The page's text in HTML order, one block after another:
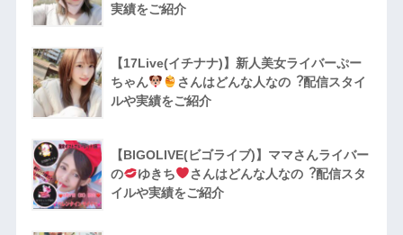
実績をご紹介
【17Live(イチナナ)】新人美女ライバーぷー
ちゃん
さんはどんな人なの︖配信スタイ
ルや実績をご紹介
【BIGOLIVE(ビゴライブ)】ママさんライバー
の
ゆきち
さんはどんな人なの︖配信スタ
イルや実績をご紹介